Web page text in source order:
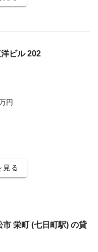
ビル 202
円
見る
市 栄町 (七日町駅) の貸